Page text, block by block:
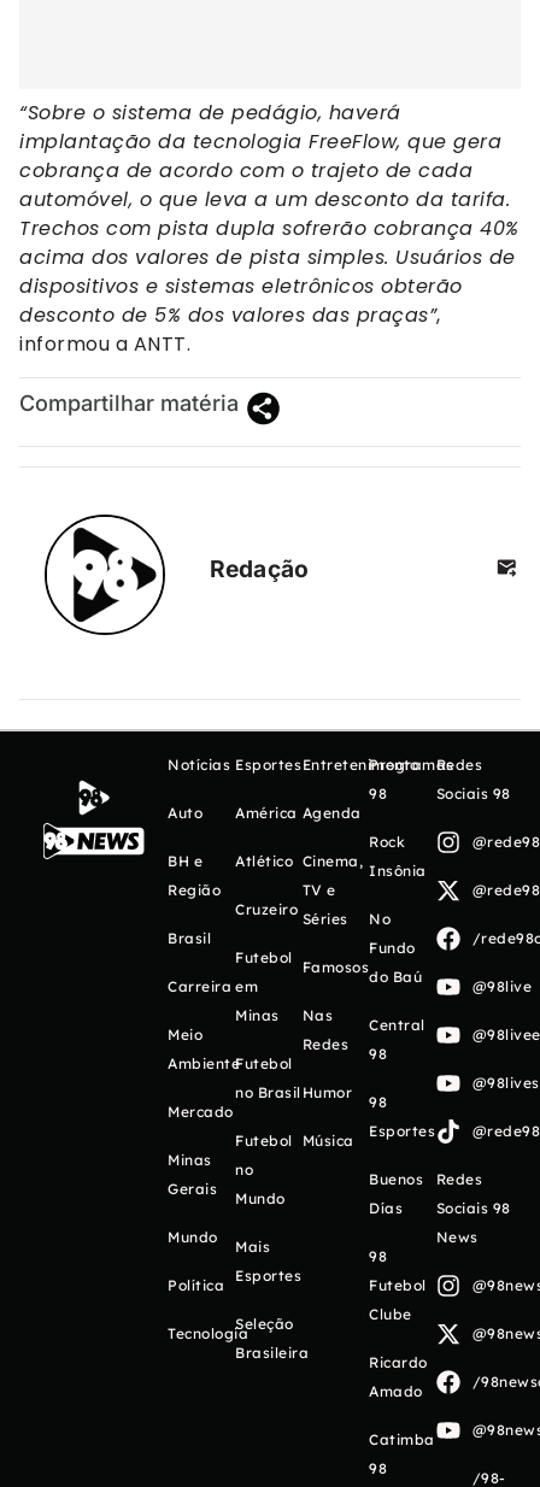
“Sobre o sistema de pedágio, haverá
implantação da tecnologia FreeFlow, que gera
cobrança de acordo com o trajeto de cada
automóvel, o que leva a um desconto da tarifa.
Trechos com pista dupla sofrerão cobrança 40%
acima dos valores de pista simples. Usuários de
dispositivos e sistemas eletrônicos obterão
desconto de 5% dos valores das praças”,
informou a ANTT.
Compartilhar matéria
Redação
Notícias
Auto
BH e
Região
Brasil
Carreira
Meio
Ambiente
Mercado
Minas
Gerais
Mundo
Política
Tecnologia
Esportes
América
Atlético
Cruzeiro
Futebol
em
Minas
Futebol
no Brasil
Futebol
no
Mundo
Mais
Esportes
Seleção
Brasileira
Entretenimento
Agenda
Cinema,
TV e
Séries
Famosos
Nas
Redes
Humor
Música
Programas
98
Rock
Insônia
No
Fundo
do Baú
Central
98
98
Esportes
Buenos
Días
98
Futebol
Clube
Ricardo
Amado
Catimba
98
Redes
Sociais 98
/
@98live
Redes
Sociais 98
News
/
/98-